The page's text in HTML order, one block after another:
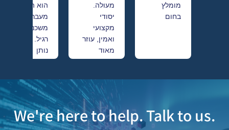
מומלץ
בחום
מעולה.
יסודי
מקצועי
ואמין, עוזר
מאוד
בבניית
משכנתא
איכותית
ומותאמת
אישית תוך
הוא הרבה
מעבר ליועץ
משכנתאות
רגיל. אייל
נותן
מעטפת
פיננסית
לניהול משק
הבית ועושה
We're here to help. Talk to us.